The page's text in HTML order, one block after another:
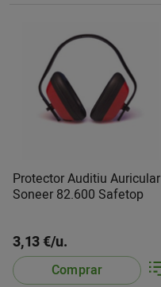
Protector Auditiu Auricular
Soneer 82.600 Safetop
3,13 €/u.
Comprar